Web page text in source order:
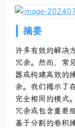
摘要
许多有效的解决
冗余。然而，常
器或构建高效的
余。我们揭示了
完全相同的模式
冗余或包含重要
基于分割的卷积